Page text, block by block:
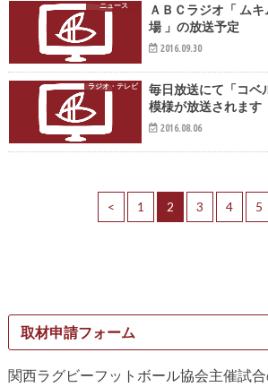
ニュース
ＡＢＣラジオ「 ム
場 」の放送予定
2016.09.30
ラジオ・テレビ
毎日放送にて「コベ
模様が放送されます
2016.08.06
< 1 2 3 4 5
取材申請フォーム
関西ラグビーフットボール協会主催試